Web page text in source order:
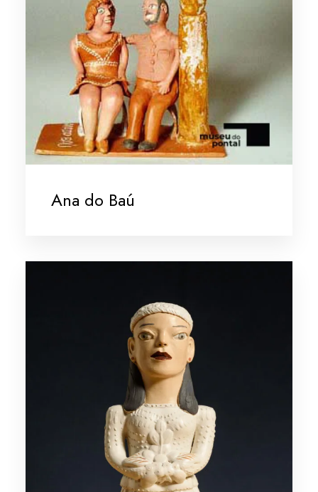
Ana do Baú